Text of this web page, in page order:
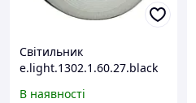
Світильник
e.light.1302.1.60.27.black
В наявності